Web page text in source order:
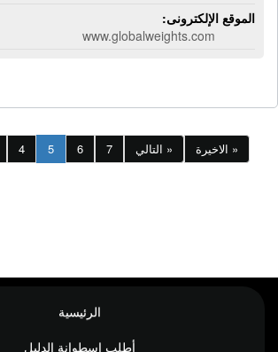
الموقع الإلكترونى:
www.globalweights.com
4 5 6 7 التالي » الاخيرة »
الرئيسية
أطلب إسطوانة الدليل